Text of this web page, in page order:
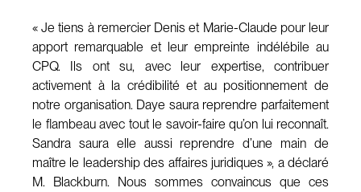
« Je tiens à remercier Denis et Marie-Claude pour leur
apport remarquable et leur empreinte indélébile au
CPQ. Ils ont su, avec leur expertise, contribuer
activement à la crédibilité et au positionnement de
notre organisation. Daye saura reprendre parfaitement
le flambeau avec tout le savoir-faire qu’on lui reconnaît.
Sandra saura elle aussi reprendre d’une main de
maître le leadership des affaires juridiques », a déclaré
M. Blackburn. Nous sommes convaincus que ces